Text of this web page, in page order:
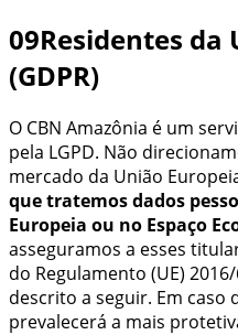
09Residentes da
(GDPR)
O CBN Amazônia é um
pela LGPD. Não
mercado da União
que tratemos dados
Europeia ou no Espaço
asseguramos a esses
do Regulamento (UE)
descrito a seguir. Em
prevalecerá a mais